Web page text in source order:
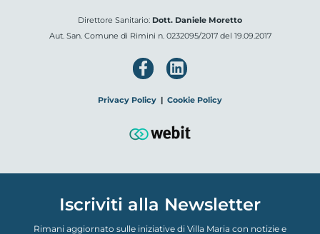
Direttore Sanitario: Dott. Daniele Moretto
Aut. San. Comune di Rimini n. 0232095/2017 del 19.09.2017
Privacy Policy | Cookie Policy
Iscriviti alla Newsletter
Rimani aggiornato sulle iniziative di Villa Maria con notizie e